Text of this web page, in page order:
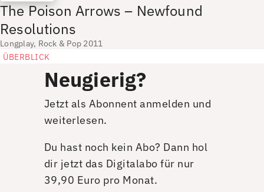
The Poison Arrows – Newfound
Resolutions
Longplay, Rock & Pop 2011
ÜBERBLICK
Neugierig?
Jetzt als Abonnent anmelden und
weiterlesen.
Du hast noch kein Abo? Dann hol
dir jetzt das Digitalabo für nur
39,90 Euro pro Monat.